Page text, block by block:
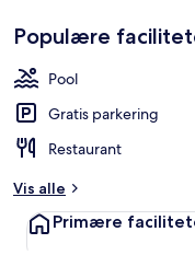
Populære
Pool
Gratis parkering
Restaurant
Vis alle
Primære